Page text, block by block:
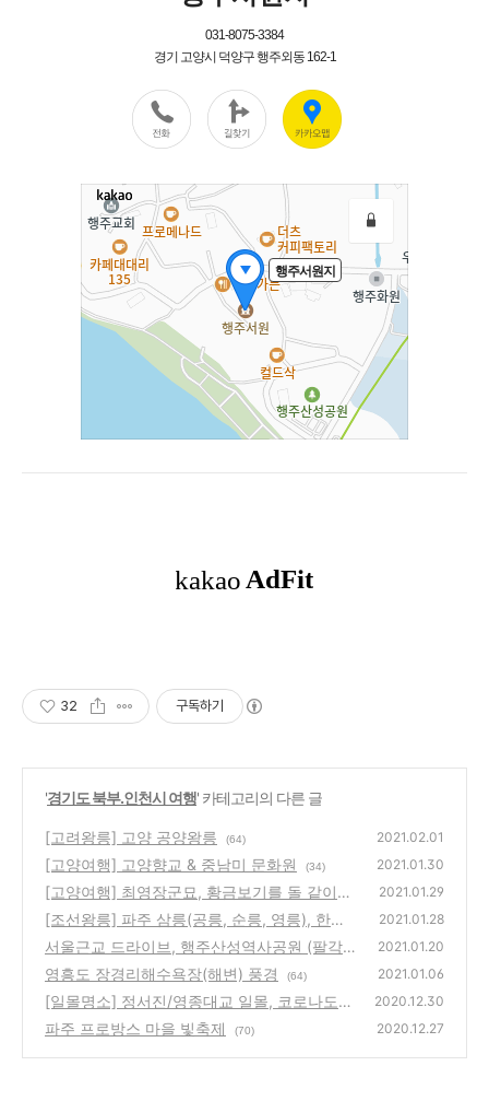
32 구독하기
'경기도 북부.인천시 여행' 카테고리의 다른 글
[고려왕릉] 고양 공양왕릉 (64) 2021.02.01
[고양여행] 고양향교 & 중남미 문화원 (34) 2021.01.30
[고양여행] 최영장군묘, 황금보기를 돌 같이하
라!
(57)
2021.01.29
[조선왕릉] 파주 삼릉(공릉, 순릉, 영릉), 한명
회의 권세를 느끼다
(54)
2021.01.28
서울근교 드라이브, 행주산성역사공원 (팔각
정전망대, 행호관어도)
(60)
2021.01.20
영흥도 장경리해수욕장(해변) 풍경 (64) 2021.01.06
[일몰명소] 정서진/영종대교 일몰, 코로나도
데려가세요~
(58)
2020.12.30
파주 프로방스 마을 빛축제 (70) 2020.12.27